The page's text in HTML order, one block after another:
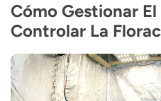
Cómo Gestionar
Controlar La